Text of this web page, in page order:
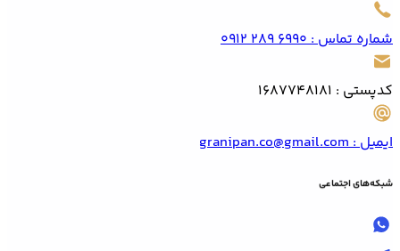
شماره تماس:
0912 289 6990
کدپستی :
1687748181
ایمیل:
granipan.co@gmail.com
شبکه‌های اجتماعی